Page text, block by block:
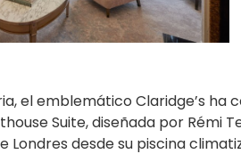
el emblemático Claridge’s
Suite, diseñada por Rémi
Londres desde su piscina